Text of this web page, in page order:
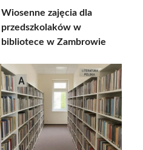
Wiosenne zajęcia dla
przedszkolaków w
bibliotece w Zambrowie